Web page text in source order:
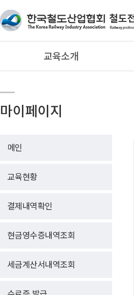
교육소개
마이페이지
메인
교육현황
결제내역확인
현금영수증내역조회
세금계산서내역조회